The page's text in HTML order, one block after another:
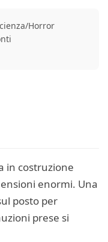
Horror
in costruzione
enormi. Una
posto per
prese si